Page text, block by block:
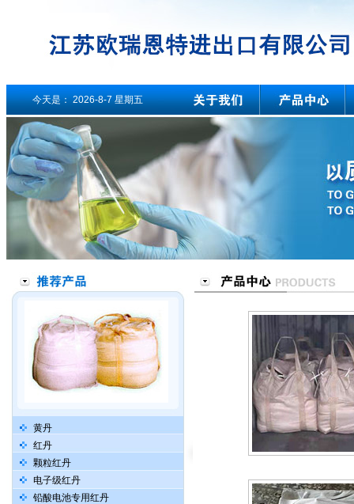
今天是：2026-8-7 星期五
黄丹
红丹
颗粒红丹
电子级红丹
铅酸电池专用红丹